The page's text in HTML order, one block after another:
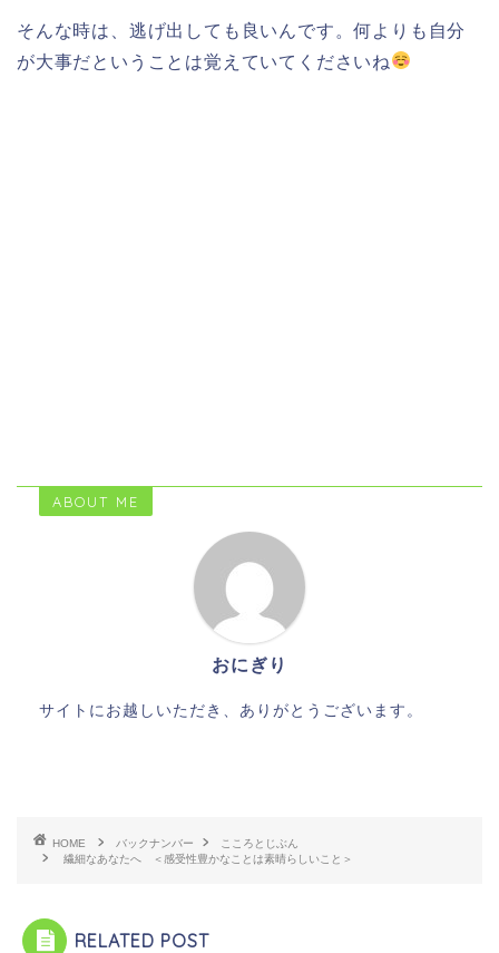
そんな時は、逃げ出しても良いんです。何よりも自分
が大事だということは覚えていてくださいね
ABOUT ME
おにぎり
サイトにお越しいただき、ありがとうございます。
HOME バックナンバー
こころとじぶん
繊細なあなたへ ＜感受性豊かなことは素晴らしいこと＞
RELATED POST